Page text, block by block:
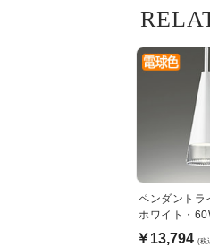
ペンダントラ
ホワイト・
クトレール用
￥13,794 (税